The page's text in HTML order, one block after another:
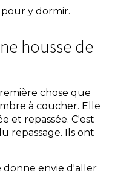
y dormir.
housse de
chose que
à coucher. Elle
et repassée. C'est
repassage. Ils ont
donne envie d'aller